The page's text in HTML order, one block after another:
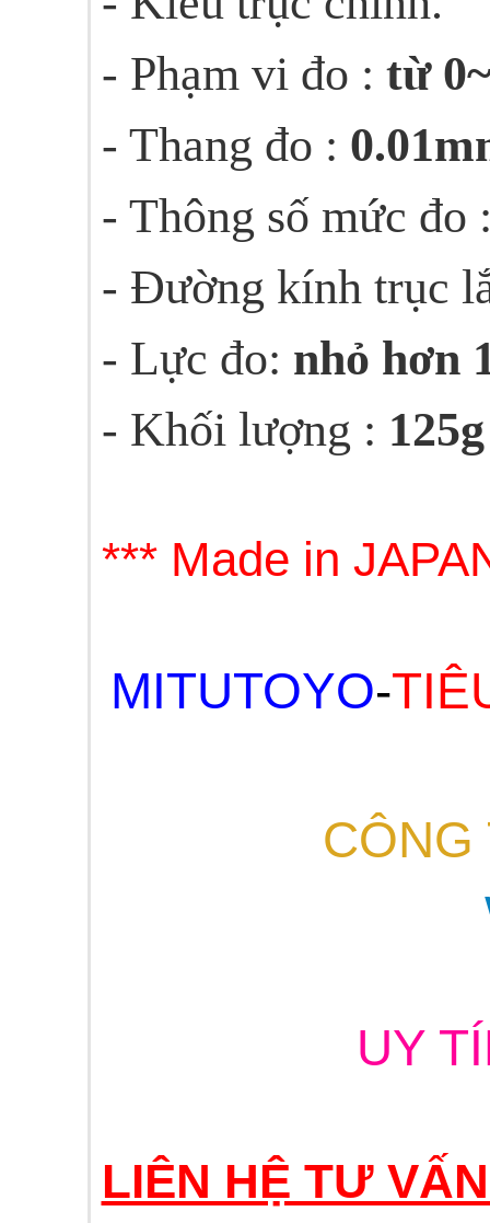
- Phạm vi đo : từ
- Thang đo :
- Thông số mức đo
- Đường kính trục
- Lực đo: nhỏ hơn
- Khối lượng : 125g
*** Made in
MITUTOYO-
CÔNG
UY
LIÊN HỆ TƯ